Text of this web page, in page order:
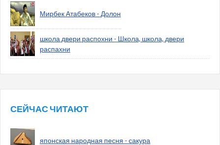
Мирбек Атабеков - Долон
школа двери распохни - Школа, школа, двери
распахни
СЕЙЧАС ЧИТАЮТ
японская народная песня - сакура